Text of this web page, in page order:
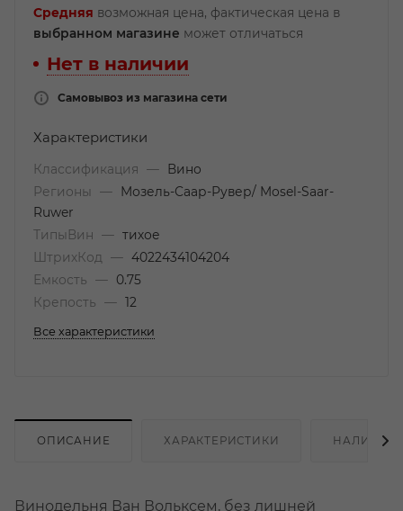
Средняя возможная цена, фактическая цена в
выбранном магазине может отличаться
Нет в наличии
Самовывоз из магазина сети
Характеристики
Классификация —
Вино
Регионы
—
Мозель-Саар-Рувер/ Mosel-Saar-
Ruwer
ТипыВин
— тихое
ШтрихКод
— 4022434104204
Емкость
—
0.75
Крепость
— 12
Все характеристики
ОПИСАНИЕ ХАРАКТЕРИСТИКИ НАЛИЧИЕ
Винодельня Ван Вольксем, без лишней